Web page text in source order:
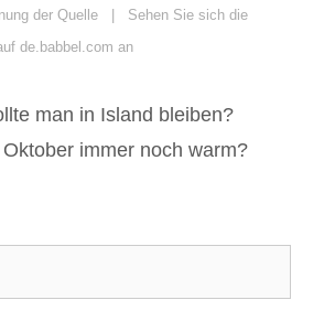
der Quelle | Sehen Sie sich die
de.babbel.com an
man in Island bleiben?
immer noch warm?